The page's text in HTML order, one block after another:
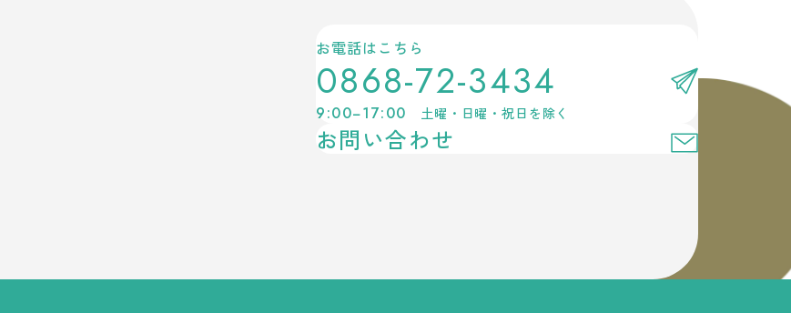
お電話はこちら
0868-72-3434
9:00−17:00 土曜・日曜・祝日を除く
お問い合わせ